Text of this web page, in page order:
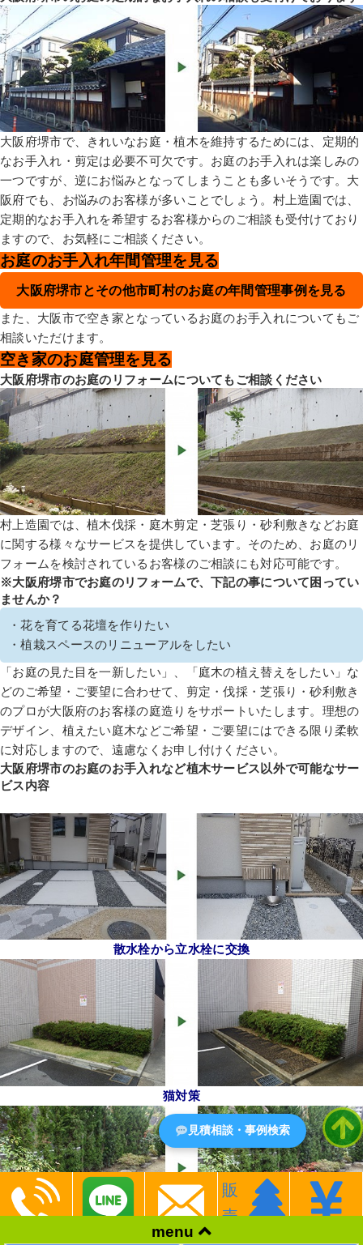
大阪府堺市で、きれいなお庭・植木を維持するためには、定期的
なお手入れ・剪定は必要不可欠です。お庭のお手入れは楽しみの
一つですが、逆にお悩みとなってしまうことも多いそうです。大
阪府でも、お悩みのお客様が多いことでしょう。村上造園では、
定期的なお手入れを希望するお客様からのご相談も受付けており
ますので、お気軽にご相談ください。
お庭のお手入れ年間管理を見る
大阪府堺市とその他市町村のお庭の年間管理事例を見る
また、大阪市で空き家となっているお庭のお手入れについてもご
相談いただけます。
空き家のお庭管理を見る
大阪府堺市のお庭のリフォームについてもご相談ください
村上造園では、植木伐採・庭木剪定・芝張り・砂利敷きなどお庭
に関する様々なサービスを提供しています。そのため、お庭のリ
フォームを検討されているお客様のご相談にも対応可能です。
※大阪府堺市でお庭のリフォームで、下記の事について困ってい
ませんか？
・花を育てる花壇を作りたい
・植栽スペースのリニューアルをしたい
「お庭の見た目を一新したい」、「庭木の植え替えをしたい」な
どのご希望・ご要望に合わせて、剪定・伐採・芝張り・砂利敷き
のプロが大阪府のお客様の庭造りをサポートいたします。理想の
デザイン、植えたい庭木などご希望・ご要望にはできる限り柔軟
に対応しますので、遠慮なくお申し付けください。
大阪府堺市のお庭のお手入れなど植木サービス以外で可能なサー
ビス内容
散水栓から立水栓に交換
猫対策
花壇作成
menu
販
売
見積相談・事例検索